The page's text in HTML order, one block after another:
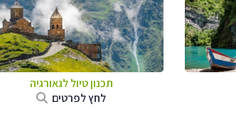
תכנון טיול לגאורגיה
לחץ לפרטים